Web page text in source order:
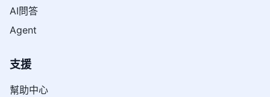
AI問答
Agent
支援
幫助中心